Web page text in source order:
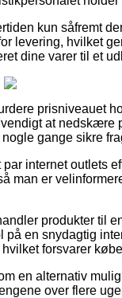
kun såfremt
levering, hvilket
dine varer til et
prisniveauet
at nedskære
gange sikre
internet outlets
man er
produkter til
en snydagtig
forsvarer
en alternativ
over flere